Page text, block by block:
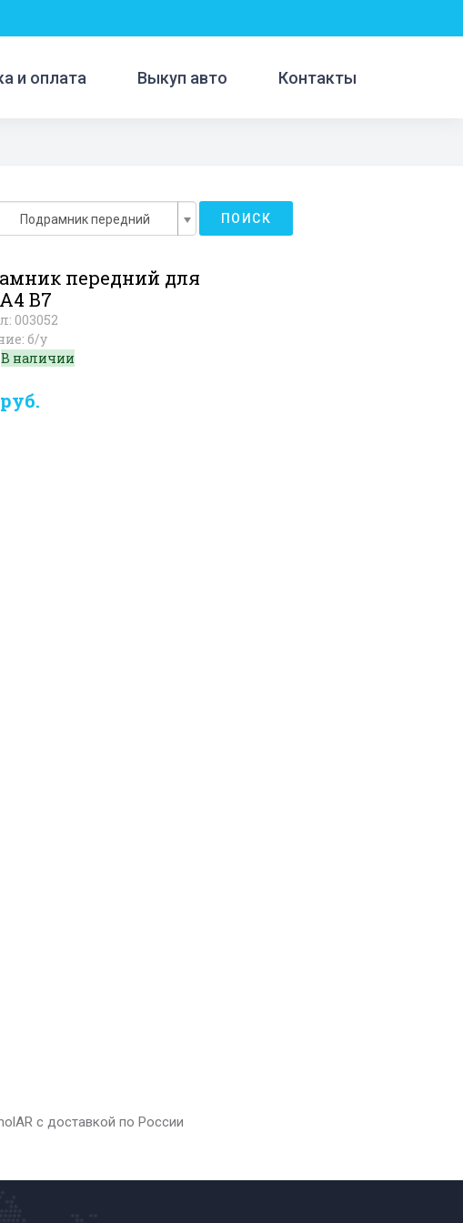
и оплата Выкуп авто Контакты
Подрамник передний ПОИСК
передний для
B7
003052
б/у
В наличии
с доставкой по России